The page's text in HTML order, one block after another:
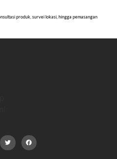
produk, survei lokasi, hingga pemasangan